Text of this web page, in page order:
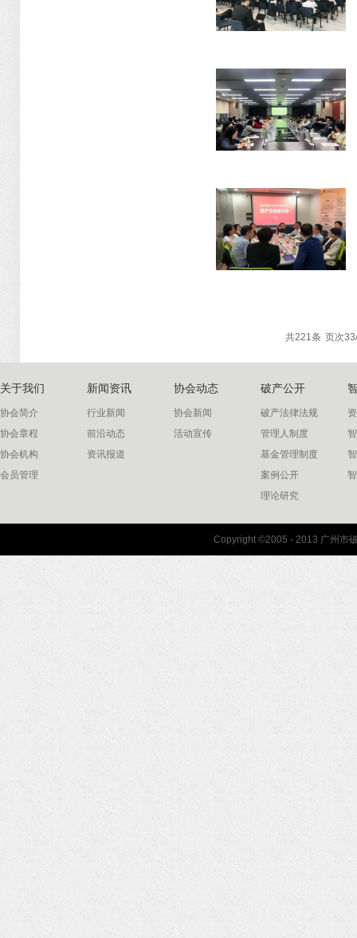
共221条 页次
关于我们
协会简介
协会章程
协会机构
会员管理
新闻资讯
行业新闻
前沿动态
资讯报道
协会动态
协会新闻
活动宣传
破产公开
破产法律法规
管理人制度
基金管理制度
案例公开
理论研究
联系我们
Copyright ©2005 - 2013 广州市